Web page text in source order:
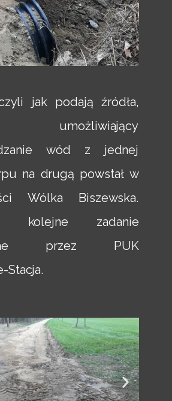
jak podają źródła,
wód z jednej
na drugą powstał w
Wólka Biszewska.
zadanie
przez PUK
Stacja.